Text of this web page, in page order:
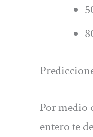
Por medio
entero te